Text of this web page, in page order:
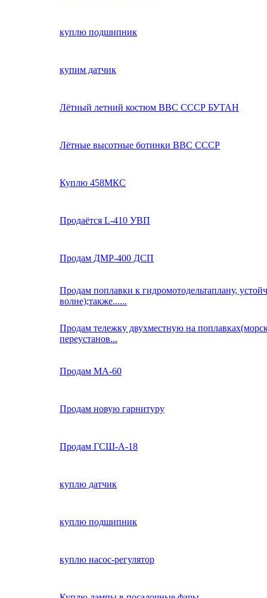
куплю подшипник
купим датчик
Лётный летний костюм ВВС СССР БУТАН
Лётные высотные ботинки ВВС СССР
Куплю 458МКС
Продаётся L-410 УВП
Продам ДМР-400 ДСП
Продам поплавки к гидромотодельтаплану,
волне);также......
Продам тележку двухместную на
переустанов...
Продам МА-60
Продам новую гарнитуру
Продам ГСШ-А-18
куплю датчик
куплю подшипник
куплю насос-регулятор